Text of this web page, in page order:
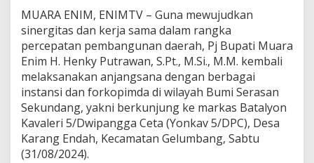
r
a
n
g
E
n
d
h
,
P
MUARA ENIM, ENIMTV – Guna mewujudkan
sinergitas dan kerja sama dalam rangka
percepatan pembangunan daerah, Pj Bupati Muara
Enim H. Henky Putrawan, S.Pt., M.Si., M.M. kembali
melaksanakan anjangsana dengan berbagai
instansi dan forkopimda di wilayah Bumi Serasan
Sekundang, yakni berkunjung ke markas Batalyon
Kavaleri 5/Dwipangga Ceta (Yonkav 5/DPC), Desa
Karang Endah, Kecamatan Gelumbang, Sabtu
(31/08/2024).